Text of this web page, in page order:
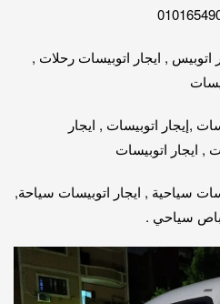
اتوبيس , ايجار اتوبيسات رحلات ,
,إيجار اتوبيسات , ايجار
, ايجار اتوبيسات
سياحية , ايجار اتوبيسات سياحة,
باص سياحي .